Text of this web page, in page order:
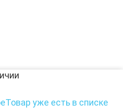
Товар уже есть в списке